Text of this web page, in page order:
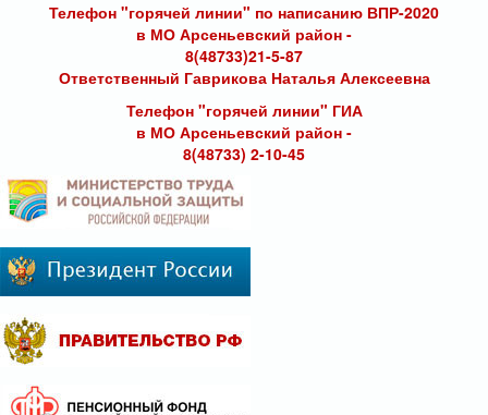
Телефон "горячей линии" по написанию ВПР-2020
в МО Арсеньевский район -
8(48733)21-5-87
Ответственный Гаврикова Наталья Алексеевна
Телефон "горячей линии" ГИА
в МО Арсеньевский район -
8(48733) 2-10-45